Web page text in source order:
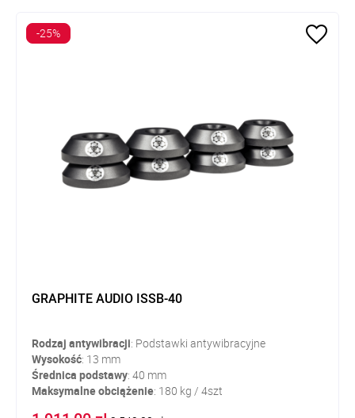
GRAPHITE AUDIO ISSB-40
Rodzaj antywibracji: Podstawki antywibracyjne
Wysokość: 13 mm
Średnica podstawy: 40 mm
Maksymalneobciążenie: 180 kg / 4szt
-25%